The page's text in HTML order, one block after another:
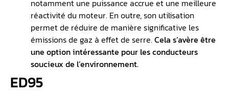
notamment une puissance accrue et une meilleure
réactivité du moteur. En outre, son utilisation
permet de réduire de manière significative les
émissions de gaz à effet de serre. Cela s’avère être
une option intéressante pour les conducteurs
soucieux de l’environnement.
ED95